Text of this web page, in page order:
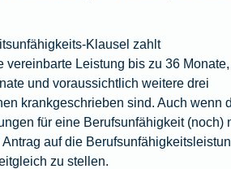
Klausel zahlt
vereinbarte Leistung bis zu 36 Monate,
und voraussichtlich weitere drei
krankgeschrieben sind. Auch wenn
für eine Berufsunfähigkeit (noch)
auf die
zu stellen.